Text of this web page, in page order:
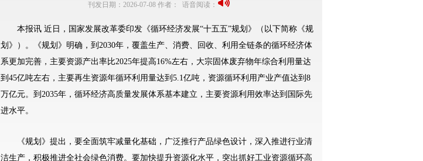
刊发日期：2026-07-08 作者： 语音阅读：
本报讯 近日，国家发展改革委印发《循环经济发展“十五五”规划》（以下简称《规
划》）。《规划》明确，到2030年，覆盖生产、消费、回收、利用全链条的循环经济体
系更加完善，主要资源产出率比2025年提高16%左右，大宗固体废弃物年综合利用量达
到45亿吨左右，主要再生资源年循环利用量达到5.1亿吨，资源循环利用产业产值达到8
万亿元。到2035年，循环经济高质量发展体系基本建立，主要资源利用效率达到国际先
进水平。
《规划》提出，要全面筑牢减量化基础，广泛推行产品绿色设计，深入推进行业清
洁生产，积极推进全社会绿色消费。要加快提升资源化水平，突出抓好工业资源循环高